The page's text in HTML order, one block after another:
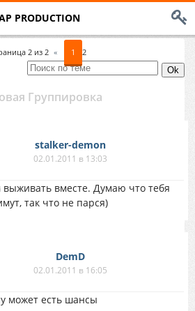
PRODUCTION
2 из 2 « 1 2
Группировка
stalker-demon
02.01.2011 в 13:03
выживать вместе. Думаю что тебя
так что не парся)
DemD
02.01.2011 в 16:05
может есть шансы